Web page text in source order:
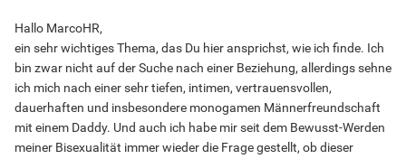
Hallo MarcoHR,
ein sehr wichtiges Thema, das Du hier ansprichst, wie ich finde. Ich
bin zwar nicht auf der Suche nach einer Beziehung, allerdings sehne
ich mich nach einer sehr tiefen, intimen, vertrauensvollen,
dauerhaften und insbesondere monogamen Männerfreundschaft
mit einem Daddy. Und auch ich habe mir seit dem Bewusst-Werden
meiner Bisexualität immer wieder die Frage gestellt, ob dieser